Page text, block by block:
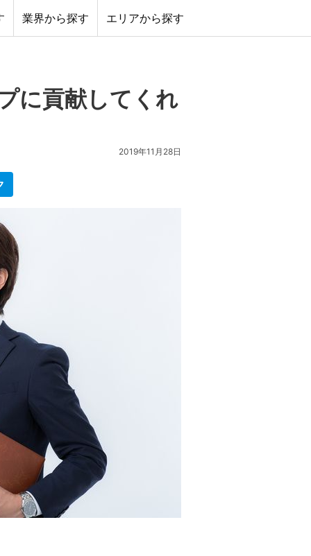
業界から探す エリアから探す
に貢献してくれ
2019年11月28日